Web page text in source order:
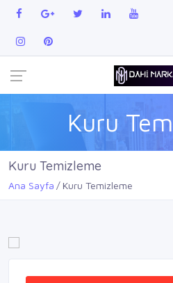
Kuru
Kuru Temizleme
Ana Sayfa Kuru Temizleme